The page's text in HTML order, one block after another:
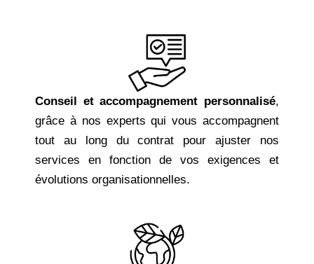
Conseil et accompagnement personnalisé,
grâce à nos experts qui vous accompagnent
tout au long du contrat pour ajuster nos
services en fonction de vos exigences et
évolutions organisationnelles.